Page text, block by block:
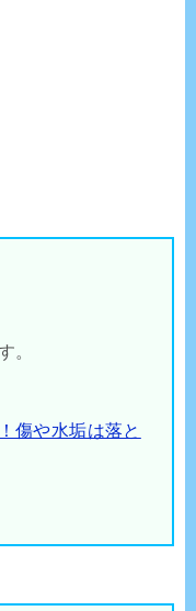
。
傷や水垢は落と